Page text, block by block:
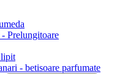
Prelungitoare
lipit
- betisoare parfumate